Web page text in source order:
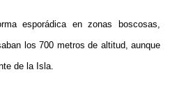
esporádica en zonas boscosas,
los 700 metros de altitud, aunque
de la Isla.